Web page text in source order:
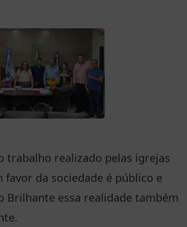
trabalho realizado pelas igrejas
favor da sociedade é público e
Brilhante essa realidade também